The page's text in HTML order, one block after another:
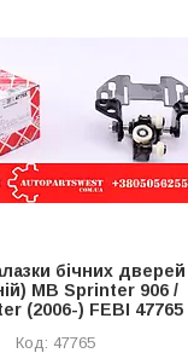
бічних дверей
MB Sprinter 906 /
(2006-) FEBI 47765
47765